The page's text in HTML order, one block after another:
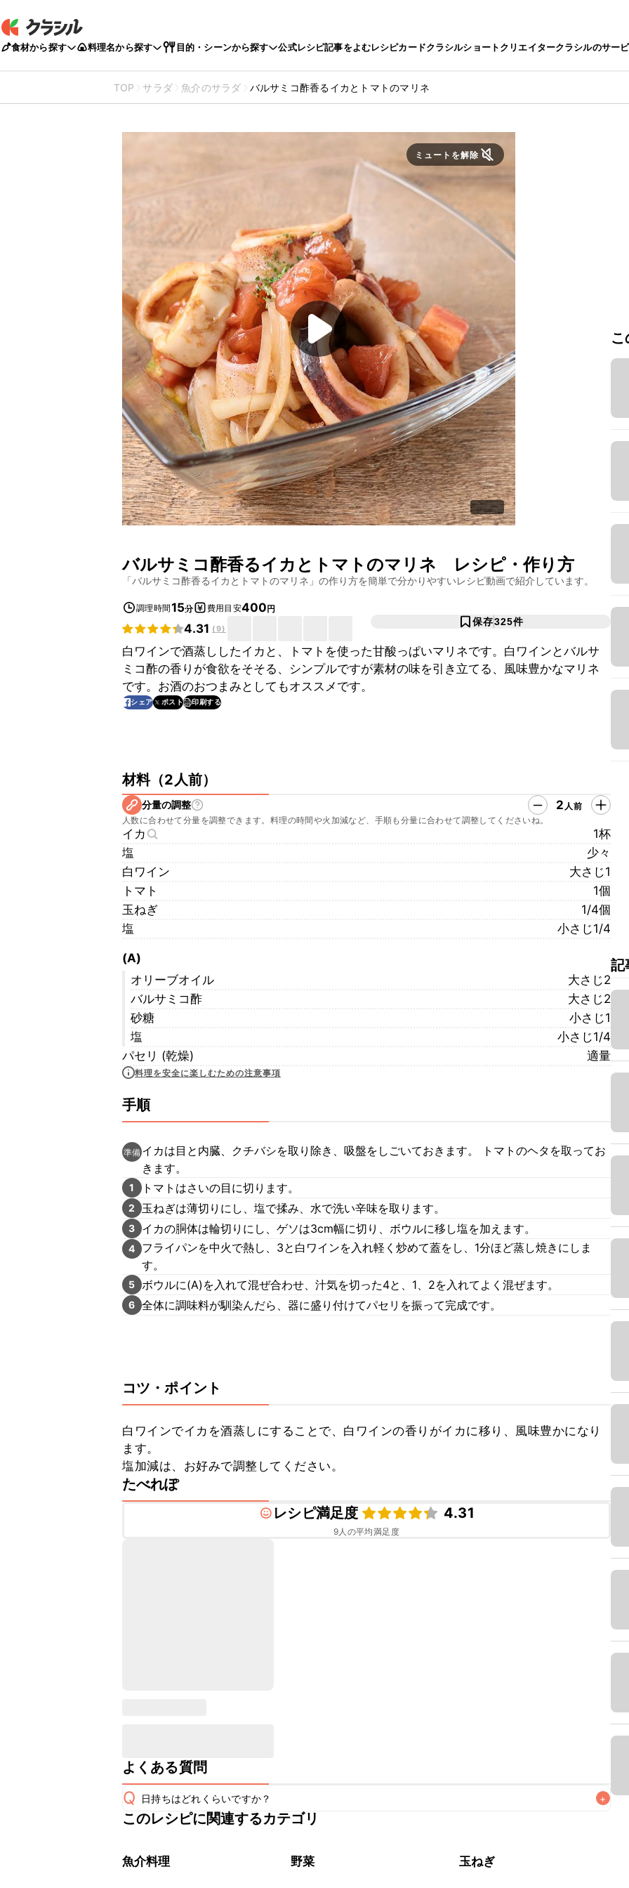
食材から探す 料理名から探す 目的・シーンから探す 公式レシピ記事をよむレシピカードクラシルショートクリエイタークラシルのサー
TOP サラダ 魚介のサラダ バルサミコ酢香るイカとトマトのマリネ
ミュートを解除
バルサミコ酢香るイカとトマトのマリネ レシピ・作り方
「バルサミコ酢香るイカとトマトのマリネ 」の作り方を簡単で分かりやすいレシピ動画で紹介しています。
調理時間15分 費用目安400円
4.31 (9)
保存325件
白ワインで酒蒸ししたイカと、トマトを使った甘酸っぱいマリネです。白ワインとバルサ
ミコ酢の香りが食欲をそそる、シンプルですが素材の味を引き立てる、風味豊かなマリネ
です。お酒のおつまみとしてもオススメです。
シェア ポスト 印刷する
材料（2人前）
分量の調整 2 人前
人数に合わせて分量を調整できます。料理の時間や火加減など、手順も分量に合わせて調整してくださいね。
イカ
1杯
塩
少々
白ワイン
大さじ1
トマト
1個
玉ねぎ
1/4個
塩
小さじ1/4
(A)
オリーブオイル
大さじ2
バルサミコ酢
大さじ2
砂糖
小さじ1
塩
小さじ1/4
パセリ (乾燥)
適量
料理を安全に楽しむための注意事項
手順
準備 イカは目と内臓、クチバシを取り除き、吸盤をしごいておきます。 トマトのヘタを取ってお
きます。
1 トマトはさいの目に切ります。
2 玉ねぎは薄切りにし、塩で揉み、水で洗い辛味を取ります。
3 イカの胴体は輪切りにし、ゲソは3cm幅に切り、ボウルに移し塩を加えます。
4
フライパンを中火で熱し、3と白ワインを入れ軽く炒めて蓋をし、1分ほど蒸し焼きにしま
す。
5 ボウルに(A)を入れて混ぜ合わせ、汁気を切った4と、1、2を入れてよく混ぜます。
6 全体に調味料が馴染んだら、器に盛り付けてパセリを振って完成です。
コツ・ポイント
白ワインでイカを酒蒸しにすることで、白ワインの香りがイカに移り、風味豊かになり
ます。
塩加減は、お好みで調整してください。
たべれぽ
レシピ満足度
4.31
9人の平均満足度
よくある質問
Q 日持ちはどれくらいですか？ +
保存期間は冷蔵で当日中が目安です。なるべくお早めにお召し上がりください。
※日持ちは目安です。
このレシピに関連するカテゴリ
魚介料理 野菜 玉ねぎ
記